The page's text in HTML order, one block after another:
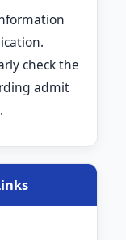
check the
admit